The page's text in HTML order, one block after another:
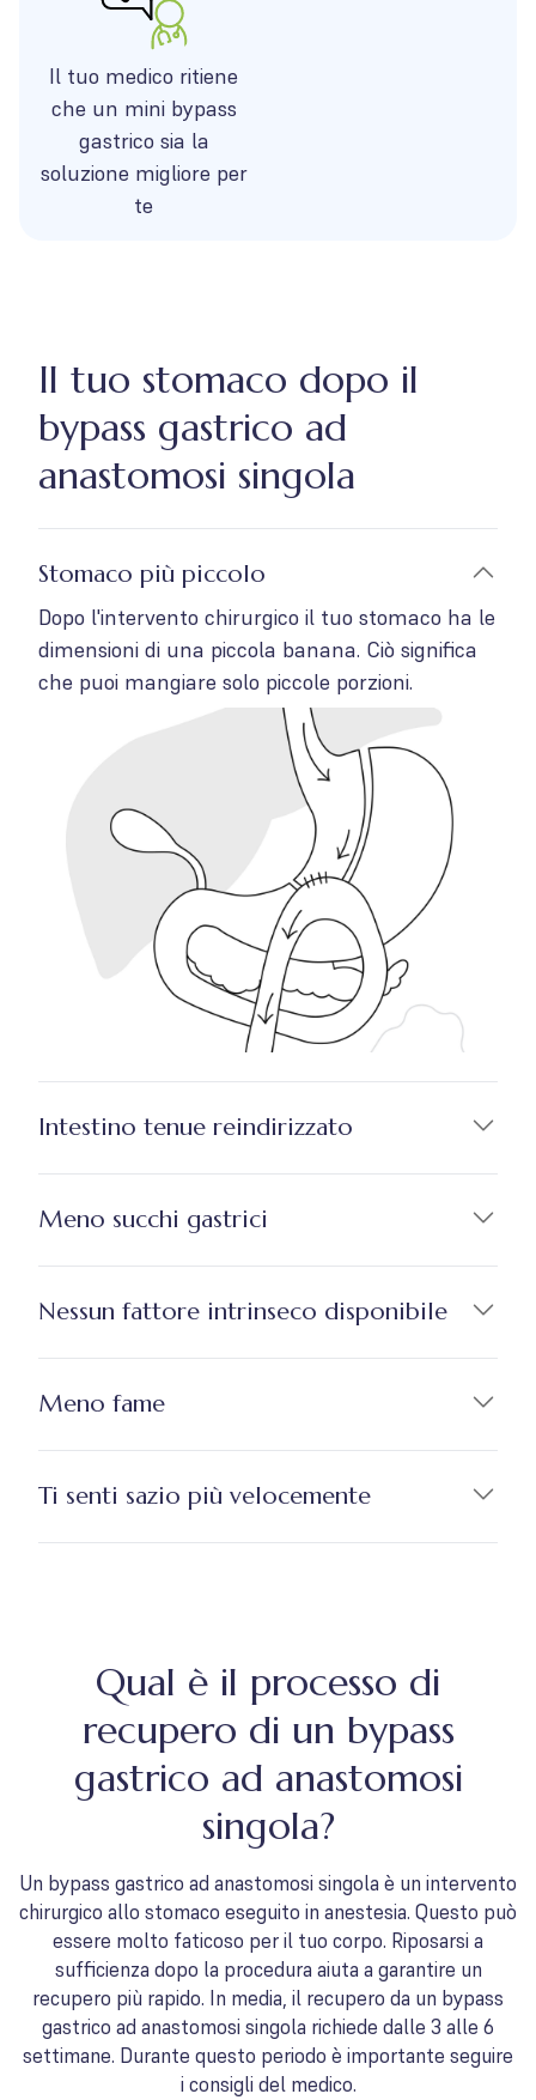
Il tuo medico ritiene
che un mini bypass
gastrico sia la
soluzione migliore per
te
Il tuo stomaco dopo il
bypass gastrico ad
anastomosi singola
Stomaco più piccolo
Dopo l'intervento chirurgico il tuo stomaco ha le
dimensioni di una piccola banana. Ciò significa
che puoi mangiare solo piccole porzioni.
Intestino tenue reindirizzato
Meno succhi gastrici
Nessun fattore intrinseco disponibile
Meno fame
Ti senti sazio più velocemente
Qual è il processo di
recupero di un bypass
gastrico ad anastomosi
singola?
Un bypass gastrico ad anastomosi singola è un intervento
chirurgico allo stomaco eseguito in anestesia. Questo può
essere molto faticoso per il tuo corpo. Riposarsi a
sufficienza dopo la procedura aiuta a garantire un
recupero più rapido. In media, il recupero da un bypass
gastrico ad anastomosi singola richiede dalle 3 alle 6
settimane. Durante questo periodo è importante seguire
i consigli del medico.